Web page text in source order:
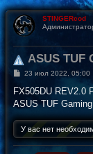
STINGERcod
ASUS TUF
С
о
щ
е
н
и
е
23 июл 2022, 05:00
FX505DU REV2.0
ASUS TUF
У вас нет